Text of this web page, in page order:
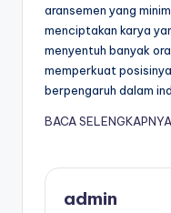
aransemen yang
menciptakan karya
menyentuh banyak
memperkuat
berpengaruh dalam
BACA SELENGKAPNYA
admin